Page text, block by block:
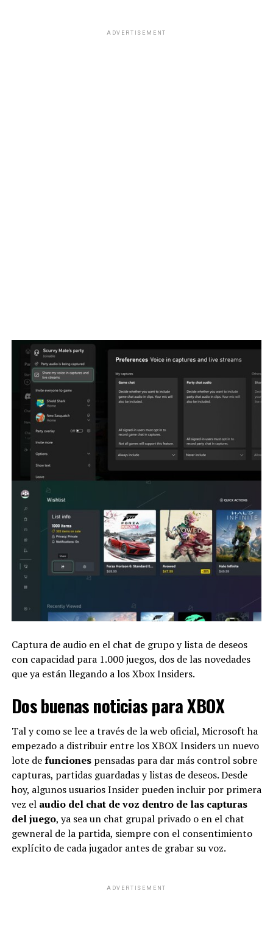
unidades de contramuestra para el caso en que sea
necesario verificarlas.
Gramon Millet, por su parte, presentó una copia de la
denuncia policial realizada por la firma Dalban Pharma
en la que relata que “ocurrió un robo en las
instalaciones de la planta industrial de mercadería de
terceros que contratan los servicios de preparado,
empaque, acondicionamiento”. Además, se adjuntó un
listado de los productos robados, entre los que estaban
detallados los señalados.
ADVERTISEMENT
En este contexto, la Anmat dispuso la prohibición de
elaboración y venta de los productos robadas para
ADVERTISEMENT
Captura de audio en el chat de grupo y lista de deseos
con capacidad para 1.000 juegos, dos de las novedades
que ya están llegando a los Xbox Insiders.
Dos buenas noticias para XBOX
Tal y como se lee a través de la web oficial, Microsoft ha
empezado a distribuir entre los XBOX Insiders un nuevo
lote defuncionespensadas para dar más control sobre
capturas, partidas guardadas y listas de deseos. Desde
hoy, algunos usuarios Insider pueden incluir por primera
vez el audio del chat de voz dentro de las capturas
del juego, ya sea un chat grupal privado o en el chat
gewneral de la partida, siempre con el consentimiento
explícito de cada jugador antes de grabar su voz.
ADVERTISEMENT